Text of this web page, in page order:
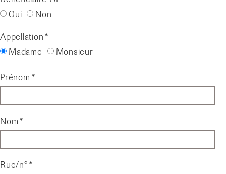
Oui
Non
Appellation
Madame
Monsieur
Prénom
Nom
Rue/n°